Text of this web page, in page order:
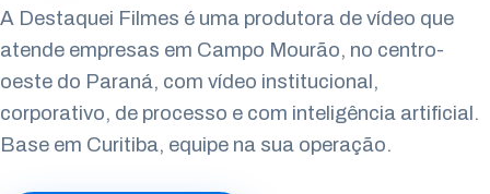
Evento Corporativo
Todos os serviços
Londrina
Maringá
Apucarana
Arapongas
San Francisco
Freelancer
Locutores
Envie seu currículo
A Destaquei Filmes é uma produtora de vídeo que
atende empresas em Campo Mourão, no centro-
oeste do Paraná, com vídeo institucional,
corporativo, de processo e com inteligência artificial.
Base em Curitiba, equipe na sua operação.